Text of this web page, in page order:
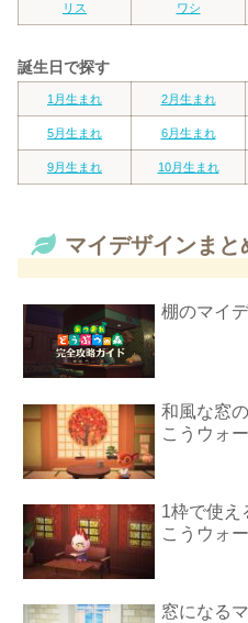
リス ワシ
誕生日で探す
1月生まれ 2月生まれ
5月生まれ 6月生まれ
9月生まれ 10月生まれ
マイデザインまと
棚のマイ
和風な窓
こうウォ
1枠で使え
こうウォ
窓になる